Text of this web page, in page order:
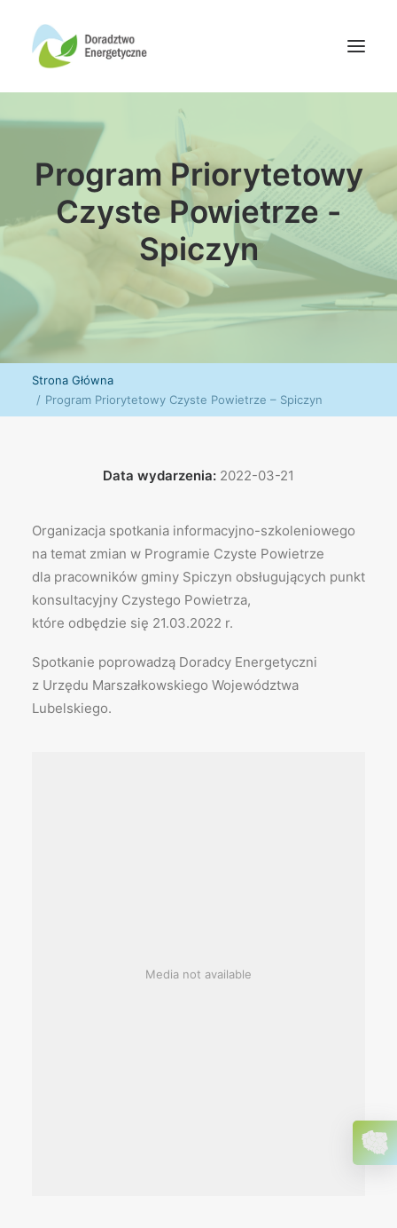
Oferta doradców
Aktualności
Wydarzenia
Oferta finansowania
Kontakt
Wyszukiwanie
Program Priorytetowy
Czyste Powietrze -
Spiczyn
Strona Główna
Program Priorytetowy Czyste Powietrze – Spiczyn
Data wydarzenia: 2022-03-21
Organizacja spotkania informacyjno-szkoleniowego
na temat zmian w Programie Czyste Powietrze
dla pracowników gminy Spiczyn obsługujących punkt
konsultacyjny Czystego Powietrza,
które odbędzie się 21.03.2022 r.
Spotkanie poprowadzą Doradcy Energetyczni
z Urzędu Marszałkowskiego Województwa
Lubelskiego.
Media not available